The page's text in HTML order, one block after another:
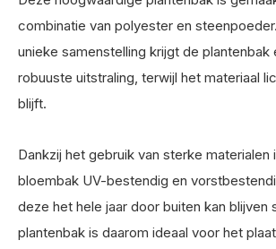
combinatie van polyester en
unieke samenstelling krijgt de plantenbak
robuuste uitstraling, terwijl het materiaal
blijft.
Dankzij het gebruik van sterke materialen
bloembak UV-bestendig en
deze het hele jaar door buiten kan blijven
plantenbak is daarom ideaal voor het